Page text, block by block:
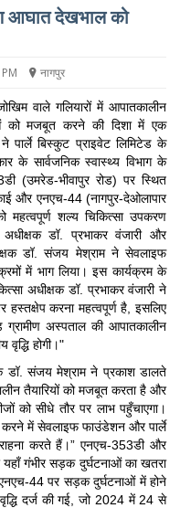
आघात देखभाल को
नागपुर
वाले गलियारों में आपातकालीन
को मजबूत करने की दिशा में एक
बिस्कुट प्राइवेट लिमिटेड के
के सार्वजनिक स्वास्थ्य विभाग के
(उमरेड-भीवापुर रोड) पर स्थित
और एनएच-44 (नागपुर-देओलापार
महत्वपूर्ण शल्य चिकित्सा उपकरण
डॉ. प्रभाकर वंजारी और
डॉ. संजय मेश्राम ने सेवलाइफ
में भाग लिया। इस कार्यक्रम के
अधीक्षक डॉ. प्रभाकर वंजारी ने
करना महत्वपूर्ण है, इसलिए
अस्पताल की आपातकालीन
होगी।"
डॉ. संजय मेश्राम ने प्रकाश डालते
तैयारियों को मजबूत करता है और
को सीधे तौर पर लाभ पहुँचाएगा।
में सेवलाइफ फाउंडेशन और पार्ले
करते हैं।” एनएच-353डी और
गंभीर सड़क दुर्घटनाओं का खतरा
44 पर सड़क दुर्घटनाओं में होने
दर्ज की गई, जो 2024 में 24 से